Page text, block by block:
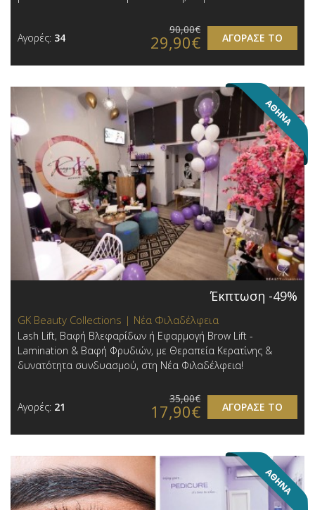
Αγορές: 34 ΑΓΟΡΑΣΕ ΤΟ
90,00€
29,90€
Έκπτωση -49%
GK Beauty Collections | Νέα Φιλαδέλφεια
Lash Lift, Βαφή Βλεφαρίδων ή Εφαρμογή Brow Lift -
Lamination & Βαφή Φρυδιών, με Θεραπεία Κερατίνης &
δυνατότητα συνδυασμού, στη Νέα Φιλαδέλφεια!
Αγορές: 21 ΑΓΟΡΑΣΕ ΤΟ
35,00€
17,90€